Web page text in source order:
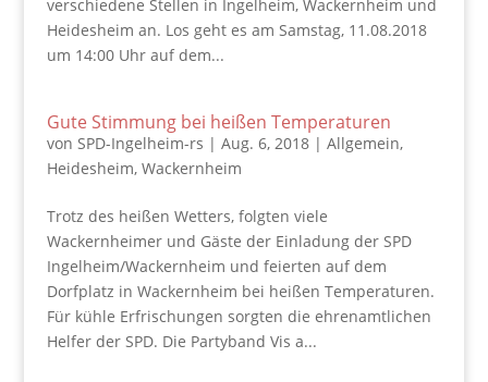
verschiedene Stellen in Ingelheim, Wackernheim und
Heidesheim an. Los geht es am Samstag, 11.08.2018
um 14:00 Uhr auf dem...
Gute Stimmung bei heißen Temperaturen
von SPD-Ingelheim-rs | Aug. 6, 2018| Allgemein,
Heidesheim, Wackernheim
Trotz des heißen Wetters, folgten viele
Wackernheimer und Gäste der Einladung der SPD
Ingelheim/Wackernheim und feierten auf dem
Dorfplatz in Wackernheim bei heißen Temperaturen.
Für kühle Erfrischungen sorgten die ehrenamtlichen
Helfer der SPD. Die Partyband Vis a...